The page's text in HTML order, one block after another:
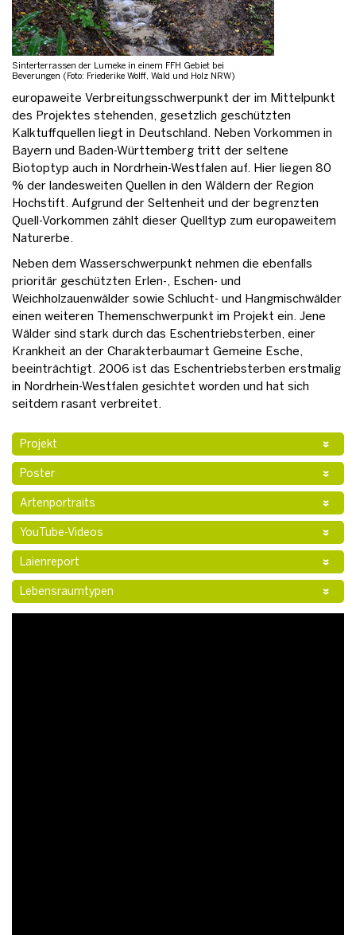
Sinterterrassen der Lumeke in einem FFH Gebiet bei
Beverungen (Foto: Friederike Wolff, Wald und Holz NRW)
europaweite Verbreitungsschwerpunkt der im Mittelpunkt
des Projektes stehenden, gesetzlich geschützten
Kalktuffquellen liegt in Deutschland. Neben Vorkommen in
Bayern und Baden-Württemberg tritt der seltene
Biotoptyp auch in Nordrhein-Westfalen auf. Hier liegen 80
% der landesweiten Quellen in den Wäldern der Region
Hochstift. Aufgrund der Seltenheit und der begrenzten
Quell-Vorkommen zählt dieser Quelltyp zum europaweitem
Naturerbe.
Neben dem Wasserschwerpunkt nehmen die ebenfalls
prioritär geschützten Erlen-, Eschen- und
Weichholzauenwälder sowie Schlucht- und Hangmischwälder
einen weiteren Themenschwerpunkt im Projekt ein. Jene
Wälder sind stark durch das Eschentriebsterben, einer
Krankheit an der Charakterbaumart Gemeine Esche,
beeinträchtigt. 2006 ist das Eschentriebsterben erstmalig
in Nordrhein-Westfalen gesichtet worden und hat sich
seitdem rasant verbreitet.
Projekt
Poster
Artenportraits
YouTube-Videos
Laienreport
Lebensraumtypen